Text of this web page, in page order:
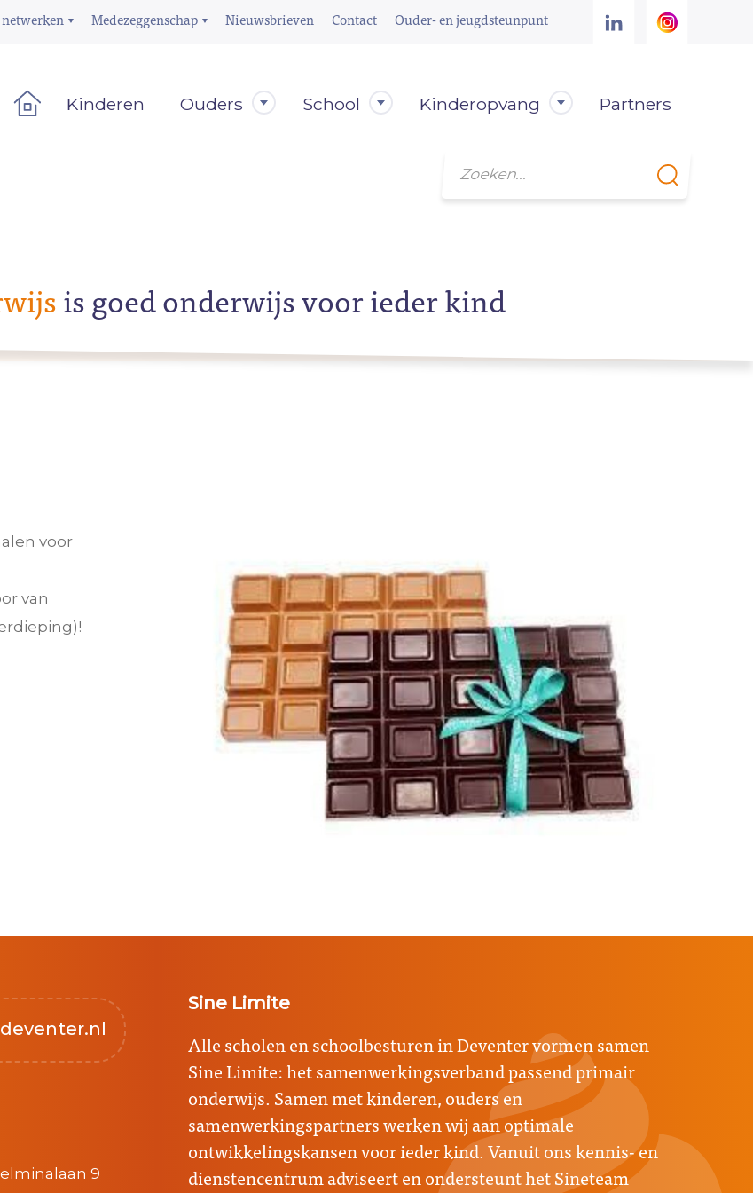
Medezeggenschap Nieuwsbrieven Contact Ouder- en jeugdsteunpunt
Kinderen Ouders School Kinderopvang Partners
Zoeken
is goed onderwijs voor ieder kind
voor
van
9
Sine Limite
Alle scholen en schoolbesturen in Deventer vormen samen
Sine Limite: het samenwerkingsverband passend primair
onderwijs. Samen met kinderen, ouders en
samenwerkingspartners werken wij aan optimale
ontwikkelingskansen voor ieder kind. Vanuit ons kennis- en
dienstencentrum adviseert en ondersteunt het Sineteam